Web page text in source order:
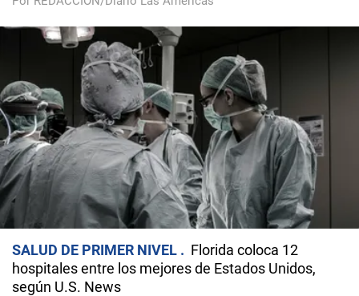
SALUD DE PRIMER NIVEL
Florida coloca 12
hospitales entre los mejores de Estados Unidos,
según U.S. News